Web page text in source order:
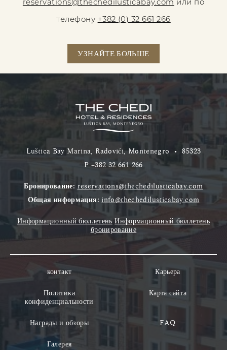
reservations@thechedilusticabay.com или по
телефону +382 (0) 32 661 266
УЗНАЙТЕ БОЛЬШЕ
Luštica Bay Marina, Radovići, Montenegro •85323
P +382 32 661 266
Бронирование: reservations@thechedilusticabay.com
Общая информация: info@thechedilusticabay.com
Информационный бюллетень Информационный бюллетень
бронирование
контакт
Карьера
Политика
конфиденциальности
Карта сайта
Награды и обзоры
FAQ
Галерея